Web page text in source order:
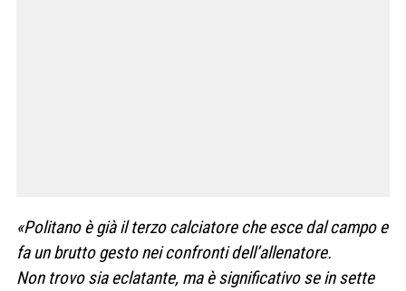
«Politano è già il terzo calciatore che esce dal campo e
fa un brutto gesto nei confronti dell’allenatore.
Non trovo sia eclatante, ma è significativo se in sette